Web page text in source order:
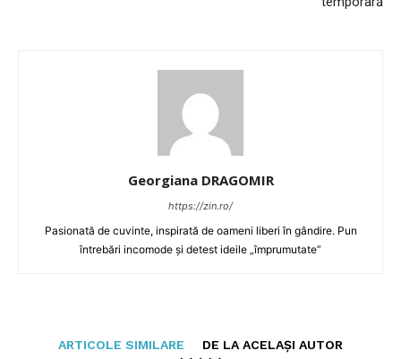
Georgiana DRAGOMIR
https://zin.ro/
Pasionată de cuvinte, inspirată de oameni liberi în gândire. Pun
întrebări incomode și detest ideile „împrumutate”
ARTICOLE SIMILARE DE LA ACELAȘI AUTOR